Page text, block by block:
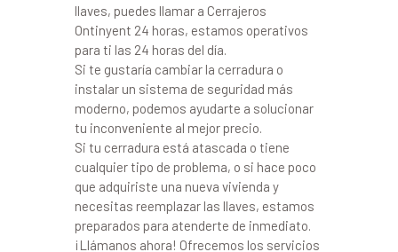
llaves, puedes llamar a Cerrajeros
Ontinyent 24 horas, estamos operativos
para ti las 24 horas del día.
Si te gustaría cambiar la cerradura o
instalar un sistema de seguridad más
moderno, podemos ayudarte a solucionar
tu inconveniente al mejor precio.
Si tu cerradura está atascada o tiene
cualquier tipo de problema, o si hace poco
que adquiriste una nueva vivienda y
necesitas reemplazar las llaves, estamos
preparados para atenderte de inmediato.
¡Llámanos ahora! Ofrecemos los servicios